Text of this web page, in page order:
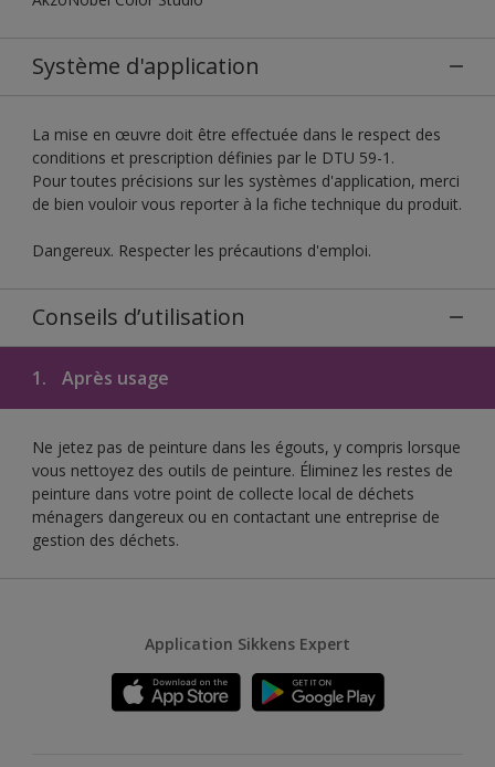
Système d'application
La mise en œuvre doit être effectuée dans le respect des
conditions et prescription définies par le DTU 59-1.
Pour toutes précisions sur les systèmes d'application, merci
de bien vouloir vous reporter à la fiche technique du produit.
Dangereux. Respecter les précautions d'emploi.
Conseils d’utilisation
1. Après usage
Ne jetez pas de peinture dans les égouts, y compris lorsque
vous nettoyez des outils de peinture. Éliminez les restes de
peinture dans votre point de collecte local de déchets
ménagers dangereux ou en contactant une entreprise de
gestion des déchets.
Application Sikkens Expert